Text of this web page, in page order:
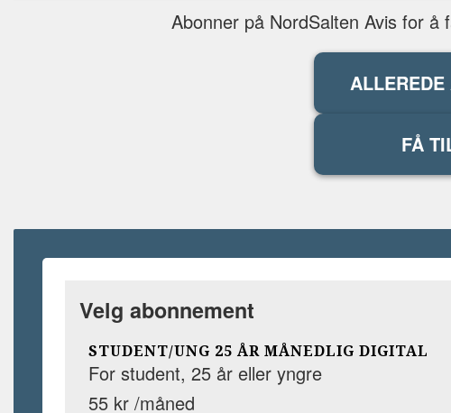
Abonner på NordSalten Avis for
FÅ
Velg abonnement
STUDENT/UNG 25 ÅR MÅNEDLIG DIGITAL
For student, 25 år eller yngre
55 kr /måned